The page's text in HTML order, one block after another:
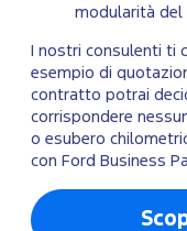
modularità
I nostri consulenti ti
esempio di
contratto potrai
corrispondere
o esubero
con Ford Business